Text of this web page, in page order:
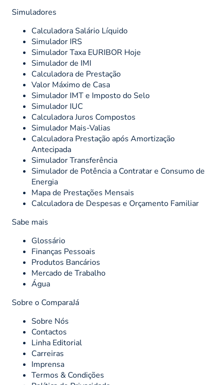
Simuladores
Calculadora Salário Líquido
Simulador IRS
Simulador Taxa EURIBOR Hoje
Simulador de IMI
Calculadora de Prestação
Valor Máximo de Casa
Simulador IMT e Imposto do Selo
Simulador IUC
Calculadora Juros Compostos
Simulador Mais-Valias
Calculadora Prestação após Amortização
Antecipada
Simulador Transferência
Simulador de Potência a Contratar e Consumo de
Energia
Mapa de Prestações Mensais
Calculadora de Despesas e Orçamento Familiar
Sabe mais
Glossário
Finanças Pessoais
Produtos Bancários
Mercado de Trabalho
Água
Sobre o ComparaJá
Sobre Nós
Contactos
Linha Editorial
Carreiras
Imprensa
Termos & Condições